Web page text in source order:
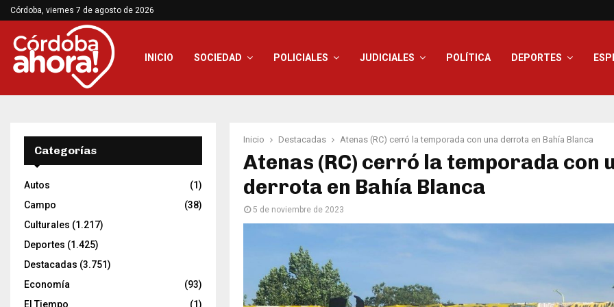
Córdoba, viernes 7 de agosto de 2026
INICIO SOCIEDAD POLICIALES JUDICIALES POLÍTICA DEPORTES
Inicio Destacadas Atenas (RC) cerró la temporada con una derrota en Bahía Blanca
Atenas (RC) cerró la temporada con
derrota en Bahía Blanca
5 de noviembre de 2023
Categorías
Autos
(1)
Campo
(38)
Culturales (1.217)
Deportes (1.425)
Destacadas (3.751)
Economía
(93)
El Tiempo
(1)